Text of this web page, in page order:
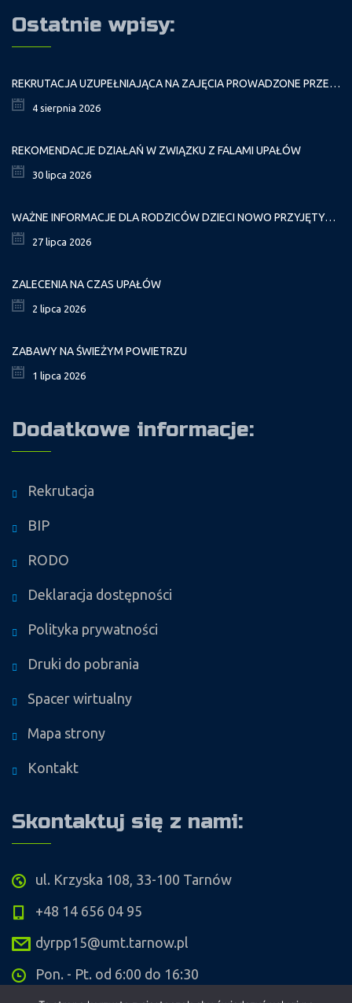
Ostatnie wpisy:
REKRUTACJA UZUPEŁNIAJĄCA NA ZAJĘCIA PROWADZONE PRZEZ PAŁAC MŁODZIEŻY W ROKU SZKOLNYM 2026/2027
4 sierpnia 2026
REKOMENDACJE DZIAŁAŃ W ZWIĄZKU Z FALAMI UPAŁÓW
30 lipca 2026
WAŻNE INFORMACJE DLA RODZICÓW DZIECI NOWO PRZYJĘTYCH GR. I
27 lipca 2026
ZALECENIA NA CZAS UPAŁÓW
2 lipca 2026
ZABAWY NA ŚWIEŻYM POWIETRZU
1 lipca 2026
Dodatkowe informacje:
Rekrutacja
BIP
RODO
Deklaracja dostępności
Polityka prywatności
Druki do pobrania
Spacer wirtualny
Mapa strony
Kontakt
Skontaktuj się z nami:
ul. Krzyska 108, 33-100 Tarnów
+48 14 656 04 95
dyrpp15@umt.tarnow.pl
Pon. - Pt. od 6:00 do 16:30